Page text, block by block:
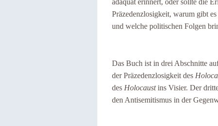
adäquat erinnert, oder sollte die
Präzedenzlosigkeit, warum gibt
und welche politischen Folgen
Das Buch ist in drei Abschnitte
der Präzedenzlosigkeit des
des Holocaustins Visier. Der
den Antisemitismus in der